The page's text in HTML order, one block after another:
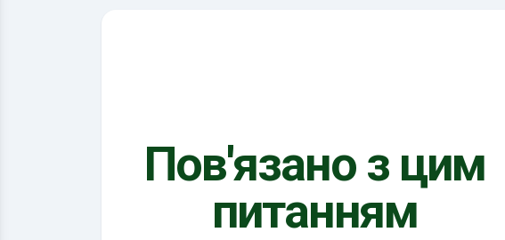
Пов'язано з цим
питанням